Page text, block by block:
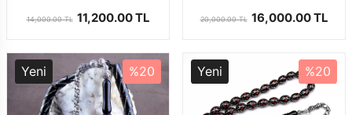
14,000.00 TL 11,200.00 TL 20,000.00 TL 16,000.00 TL
Yeni %20 Yeni %20